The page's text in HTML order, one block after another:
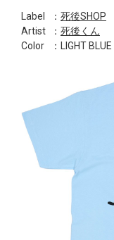
Label ： 死後SHOP
Artist
： 死後くん
Color
：LIGHT BLUE